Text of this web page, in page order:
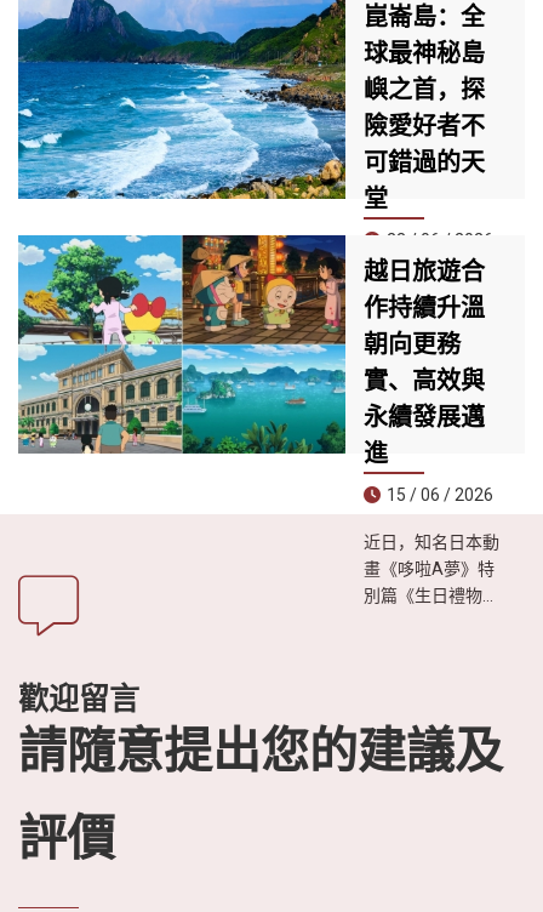
（Full-service）直
飛新加坡與富國島
兩大亞洲熱門旅遊
目的地的航空公
司。
段的 AEON MALL
峴港清溪，正迅速
成為當地居民與觀
光客必訪的新地
標。擁有近30,000
平方公尺的規模，
匯集約60家品牌專
櫃與多個國際知名
品牌，是目前峴港
最具規模與現代感
的購物中心之一。
崑崙島：全
球最神秘島
嶼之首，探
險愛好者不
可錯過的天
堂
23 / 06 / 2026
崑崙島近日被知名
旅遊雜誌《Travel
& Leisure》評為**
全球30大最神秘海
島榜單第一名**，
成為今夏尋求冒險
體驗、遠離喧囂生
活遊客的理想目的
地。
越日旅遊合
作持續升溫
朝向更務
實、高效與
永續發展邁
進
15 / 06 / 2026
近日，知名日本動
畫《哆啦A夢》特
別篇《生日禮物是
情節，展現越南迷
人的自然風光、豐
歡迎留言
請隨意提出您的建議及
評價